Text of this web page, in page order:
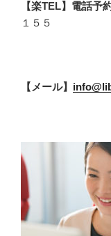
【楽TEL】電話
１５５
【メール】